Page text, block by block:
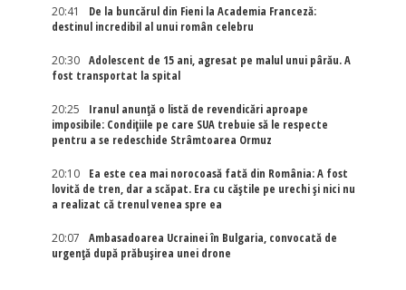
20:41
De la buncărul din Fieni la Academia Franceză:
destinul incredibil al unui român celebru
20:30
Adolescent de 15 ani, agresat pe malul unui pârău. A
fost transportat la spital
20:25
Iranul anunță o listă de revendicări aproape
imposibile: Condițiile pe care SUA trebuie să le respecte
pentru a se redeschide Strâmtoarea Ormuz
20:10
Ea este cea mai norocoasă fată din România: A fost
lovită de tren, dar a scăpat. Era cu căștile pe urechi și nici nu
a realizat că trenul venea spre ea
20:07
Ambasadoarea Ucrainei în Bulgaria, convocată de
urgență după prăbușirea unei drone